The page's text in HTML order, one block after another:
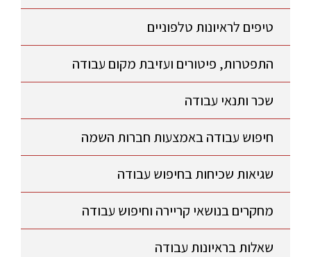
טיפים לראיונות טלפוניים
התפטרות, פיטורים ועזיבת מקום עבודה
שכר ותנאי עבודה
חיפוש עבודה באמצעות חברות השמה
שגיאות שכיחות בחיפוש עבודה
מחקרים בנושאי קריירה וחיפוש עבודה
שאלות בראיונות עבודה